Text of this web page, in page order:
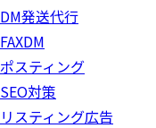
DM発送代行
FAXDM
ポスティング
SEO対策
リスティング広告